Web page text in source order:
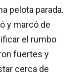
pelota parada.
y marcó de
el rumbo
fuertes y
cerca de